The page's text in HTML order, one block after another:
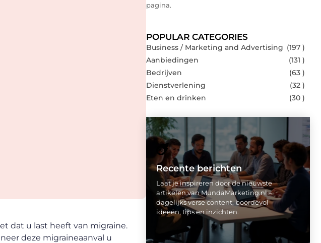
dat u last heeft van migraine.
deze migraineaanval u
pagina.
POPULAR CATEGORIES
Business / Marketing and Advertising (197 )
Aanbiedingen
(131 )
Bedrijven
(63 )
Dienstverlening
(32 )
Eten en drinken
(30 )
Recente berichten
Laat je inspireren door de nieuwste
artikelen van MundaMarketing.nl –
dagelijks verse content, boordevol
ideeën, tips en inzichten.